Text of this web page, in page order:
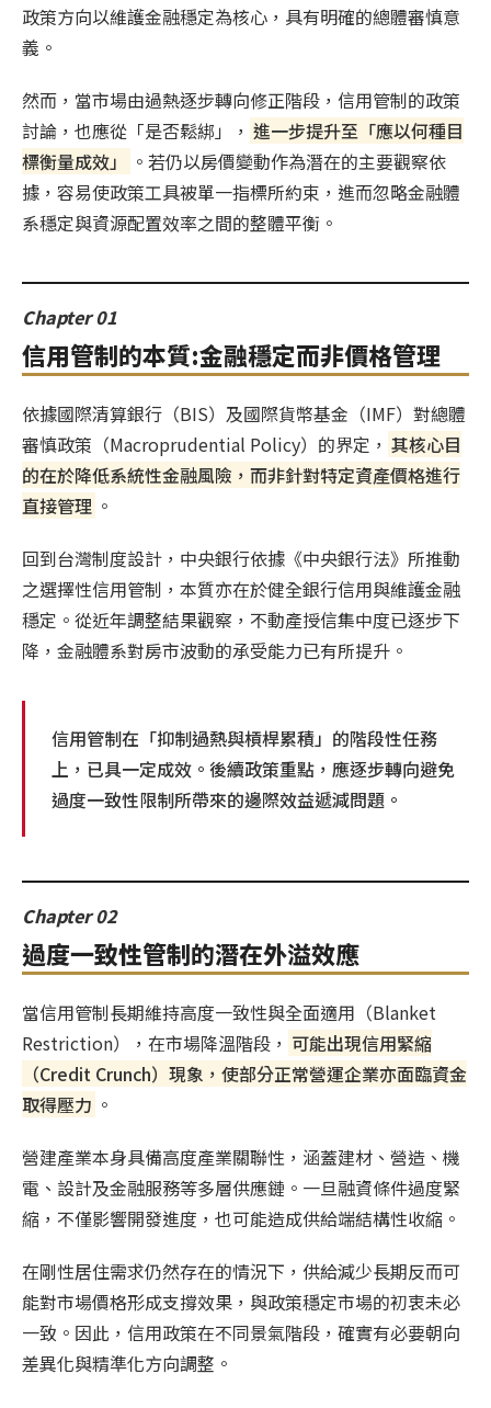
政策方向以維護金融穩定為核心，具有明確的總體審慎意
義。
然而，當市場由過熱逐步轉向修正階段，信用管制的政策
討論，也應從「是否鬆綁」， 進一步提升至「應以何種目
標衡量成效」
。若仍以房價變動作為潛在的主要觀察依
據，容易使政策工具被單一指標所約束，進而忽略金融體
系穩定與資源配置效率之間的整體平衡。
Chapter 01
信用管制的本質:金融穩定而非價格管理
依據國際清算銀行（BIS）及國際貨幣基金（IMF）對總體
審慎政策（Macroprudential Policy）的界定， 其核心目
的在於降低系統性金融風險，而非針對特定資產價格進行
直接管理 。
回到台灣制度設計，中央銀行依據《中央銀行法》所推動
之選擇性信用管制，本質亦在於健全銀行信用與維護金融
穩定。從近年調整結果觀察，不動產授信集中度已逐步下
降，金融體系對房市波動的承受能力已有所提升。
信用管制在「抑制過熱與槓桿累積」的階段性任務
上，已具一定成效。後續政策重點，應逐步轉向避免
過度一致性限制所帶來的邊際效益遞減問題。
Chapter 02
過度一致性管制的潛在外溢效應
當信用管制長期維持高度一致性與全面適用（Blanket
Restriction），在市場降溫階段， 可能出現信用緊縮
（Credit Crunch）現象，使部分正常營運企業亦面臨資金
取得壓力 。
營建產業本身具備高度產業關聯性，涵蓋建材、營造、機
電、設計及金融服務等多層供應鏈。一旦融資條件過度緊
縮，不僅影響開發進度，也可能造成供給端結構性收縮。
在剛性居住需求仍然存在的情況下，供給減少長期反而可
能對市場價格形成支撐效果，與政策穩定市場的初衷未必
一致。因此，信用政策在不同景氣階段，確實有必要朝向
差異化與精準化方向調整。